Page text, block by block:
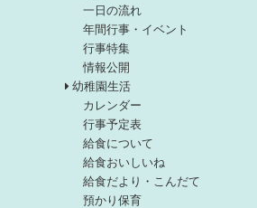
一日の流れ
年間行事・イベント
行事特集
情報公開
幼稚園生活
カレンダー
行事予定表
給食について
給食おいしいね
給食だより・こんだて
預かり保育